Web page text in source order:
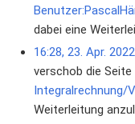
dabei eine
16:28, 23. Apr. 2022
verschob die Seite
Integralrechnung/
Weiterleitung